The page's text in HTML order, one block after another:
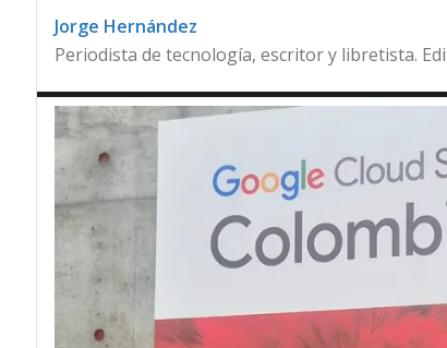
Jorge Hernández
Periodista de tecnología, escritor y libretista.